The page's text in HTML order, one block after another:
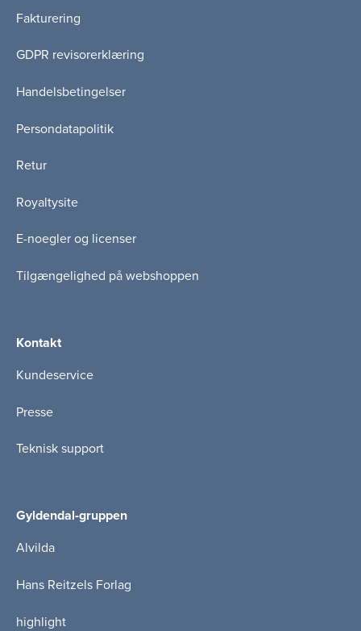
Fakturering
GDPR revisorerklæring
Handelsbetingelser
Persondatapolitik
Retur
Royaltysite
E-noegler og licenser
Tilgængelighed på webshoppen
Kontakt
Kundeservice
Presse
Teknisk support
Gyldendal-gruppen
Alvilda
Hans Reitzels Forlag
highlight